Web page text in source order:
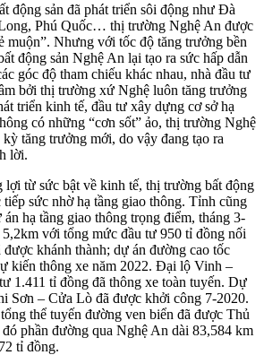
động sản đã phát triển sôi động như Đà
Phú Quốc… thị trường Nghệ An được
muộn”. Nhưng với tốc độ tăng trưởng bền
động sản Nghệ An lại tạo ra sức hấp dẫn
góc độ tham chiếu khác nhau, nhà đầu tư
bởi thị trường xứ Nghệ luôn tăng trưởng
triển kinh tế, đầu tư xây dựng cơ sở hạ
có những “cơn sốt” ảo, thị trường Nghệ
tăng trưởng mới, do vậy đang tạo ra
lời.
từ sức bật về kinh tế, thị trường bất động
sức nhờ hạ tầng giao thông. Tỉnh cũng
án hạ tầng giao thông trọng điểm, tháng 3-
với tổng mức đầu tư 950 tỉ đồng nối
khánh thành; dự án đường cao tốc
kiến thông xe năm 2022. Đại lộ Vinh –
1.411 tỉ đồng đã thông xe toàn tuyến. Dự
Sơn – Cửa Lò đã được khởi công 7-2020.
thể tuyến đường ven biển đã được Thủ
phần đường qua Nghệ An dài 83,584 km
tỉ đồng.